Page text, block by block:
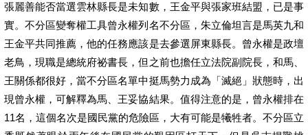
張麗善能否當選雲林縣長是未知數，王金平與張家班結盟，已是事
實。不分區變奪權工具曾永權列名不分區，朱立倫坦言是馬英九和
王金平共同推薦，他的任務應該是去參選屏東縣長。曾永權是政壇
老鳥，現職是總統府祕書長，但之前也擔任立法院副院長，和馬、
王關係都很好，當不分區名單中挺馬勢力成為「滅絕」狀態時，出
現曾永權，可解釋為馬、王妥協結果。值得注意的是，曾永權排在
11名，這個名次是國民黨的危險區，大有可能是犧牲者。不分區立